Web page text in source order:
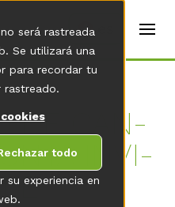
su experiencia en
será rastreada
Se utilizará una
para recordar tu
rastreado.
todo
DE CAN­
IN­VI­